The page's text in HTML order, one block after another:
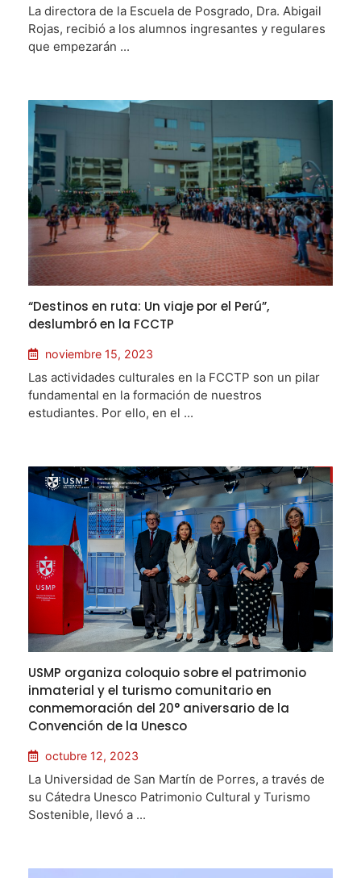
La directora de la Escuela de Posgrado, Dra. Abigail
Rojas, recibió a los alumnos ingresantes y regulares
que empezarán ...
“Destinos en ruta: Un viaje por el Perú”,
deslumbró en la FCCTP
noviembre 15, 2023
Las actividades culturales en la FCCTP son un pilar
fundamental en la formación de nuestros
estudiantes. Por ello, en el ...
USMP organiza coloquio sobre el patrimonio
inmaterial y el turismo comunitario en
conmemoración del 20° aniversario de la
Convención de la Unesco
octubre 12, 2023
La Universidad de San Martín de Porres, a través de
su Cátedra Unesco Patrimonio Cultural y Turismo
Sostenible, llevó a ...